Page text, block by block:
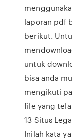
laporan pdf
berikut.
untuk
bisa anda
mengikuti
file yang
13 Situs
Inilah kata